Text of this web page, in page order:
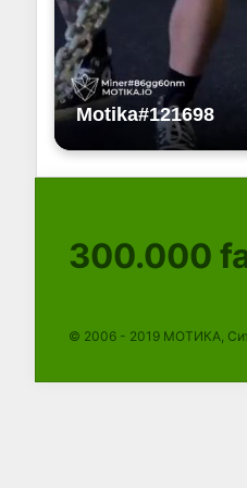
300.000
© 2006 - 2019 МОТИКА,